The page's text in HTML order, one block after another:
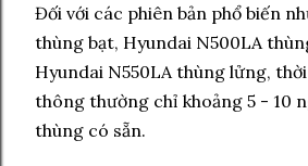
Đối với các phiên bản phổ biến
thùng bạt, Hyundai N500LA
Hyundai N550LA thùng lửng,
thông thường chỉ khoảng 5 - 10
thùng có sẵn.